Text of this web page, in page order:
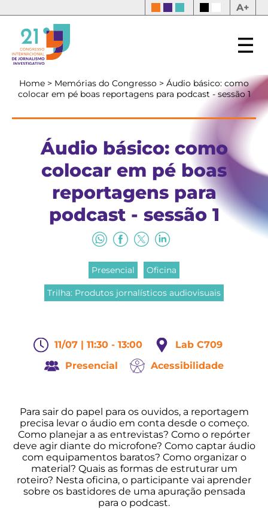
A+
Home > Memórias do Congresso > Áudio básico: como
colocar em pé boas reportagens para podcast - sessão 1
Áudio básico: como
colocar em pé boas
reportagens para
podcast - sessão 1
Presencial Oficina
Trilha: Produtos jornalísticos audiovisuais
11/07 | 11:30 - 13:00
Lab C709
Presencial
Acessibilidade
Para sair do papel para os ouvidos, a reportagem
precisa levar o áudio em conta desde o começo.
Como planejar a as entrevistas? Como o repórter
deve agir diante do microfone? Como captar áudio
com equipamentos baratos? Como organizar o
material? Quais as formas de estruturar um
roteiro? Nesta oficina, o participante vai aprender
sobre os bastidores de uma apuração pensada
para o podcast.